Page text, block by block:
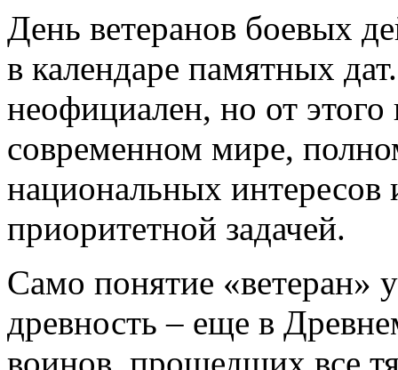
День ветеранов боевых
в календаре памятных
неофициален, но от
современном мире,
национальных
приоритетной задачей.
Само понятие «ветеран»
древность – еще в
воинов, прошедших все